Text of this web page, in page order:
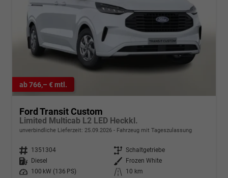
ab 766,– € mtl.
Ford Transit Custom
Limited Multicab L2 LED Heckkl.
unverbindliche Lieferzeit: 25.09.2026 Fahrzeug mit Tageszulassung
Fahrzeugnr. 1351304 Getriebe Schaltgetriebe
Kraftstoff
Diesel Außenfarbe
Frozen White
Leistung
100 kW (136 PS) Kilometerstand
10 km